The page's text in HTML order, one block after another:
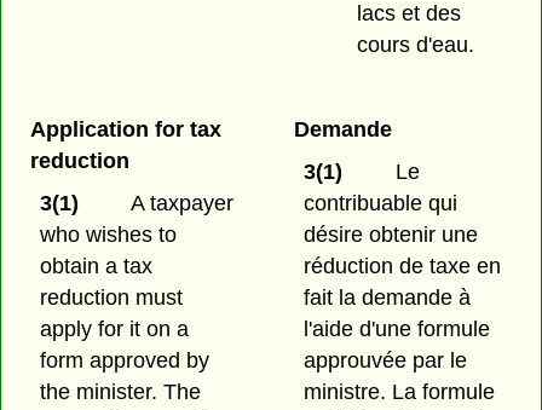
lacs et des
cours d'eau.
Application for tax
reduction
3(1)
A taxpayer
who wishes to
obtain a tax
reduction must
apply for it on a
form approved by
the minister. The
Demande
3(1)
Le
contribuable qui
désire obtenir une
réduction de taxe en
fait la demande à
l'aide d'une formule
approuvée par le
ministre. La formule